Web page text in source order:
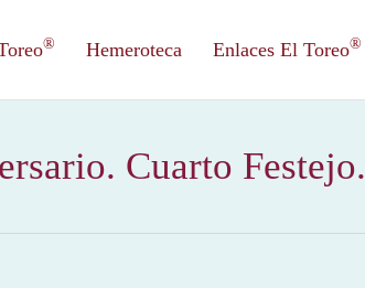
® Hemeroteca Enlaces El Toreo®
Cuarto Festejo.